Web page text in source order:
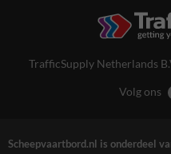
TrafficSupply Netherlands
Volg ons
Scheepvaartbord.nl is onderdeel